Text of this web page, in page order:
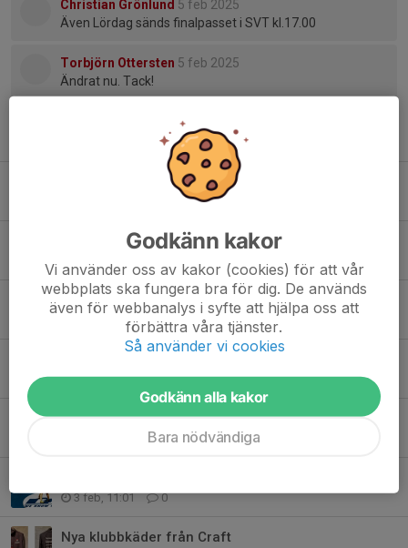
Christian Grönlund 5 feb 2025
Även Lördag sänds finalpasset i SVT kl.17.00
Torbjörn Ottersten 5 feb 2025
Ändrat nu. Tack!
Unga Ledare
Ny Web-shop för ÖIS-kläder
12 mar, 12:43 0
10 mar, 10:40 0
Vaccinera klubben mot doping
0
3 feb, 11:01 0
Nya klubbkäder från Craft
Godkänn kakor
Vi använder oss av kakor (cookies) för att vår
webbplats ska fungera bra för dig. De används
även för webbanalys i syfte att hjälpa oss att
förbättra våra tjänster.
Så använder vi cookies
Godkänn alla kakor
Bara nödvändiga